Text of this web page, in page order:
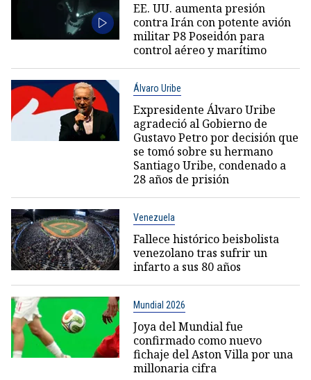
EE. UU. aumenta presión
contra Irán con potente avión
militar P8 Poseidón para
control aéreo y marítimo
Álvaro Uribe
Expresidente Álvaro Uribe
agradeció al Gobierno de
Gustavo Petro por decisión que
se tomó sobre su hermano
Santiago Uribe, condenado a
28 años de prisión
Venezuela
Fallece histórico beisbolista
venezolano tras sufrir un
infarto a sus 80 años
Mundial 2026
Joya del Mundial fue
confirmado como nuevo
fichaje del Aston Villa por una
millonaria cifra